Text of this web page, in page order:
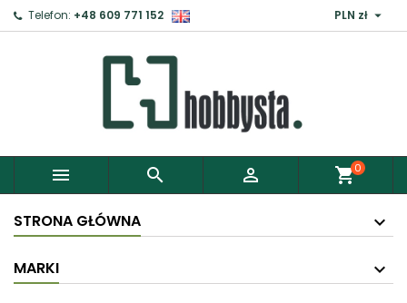
Telefon: +48 609 771 152 PLN zł 
   shopping_cart0
STRONA GŁÓWNA
MARKI
Zaloguj ×
Aby zapisać produkty do Schowka, musisz się
Anuluj Zaloguj